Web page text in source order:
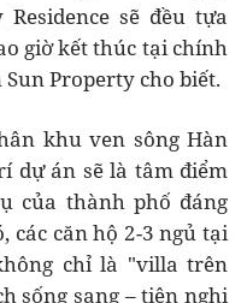
sẽ đều tựa
giờ kết thúc tại chính
Property cho biết.
khu ven sông Hàn
dự án sẽ là tâm điểm
của thành phố đáng
các căn hộ 2-3 ngủ tại
chỉ là "villa trên
sống sang – tiện nghi